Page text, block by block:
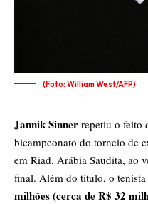
(Foto: William West/AFP)
Jannik Sinner repetiu o feito
bicampeonato do torneio de
em Riad, Arábia Saudita, ao
final. Além do título, o
milhões (cerca de R$ 32